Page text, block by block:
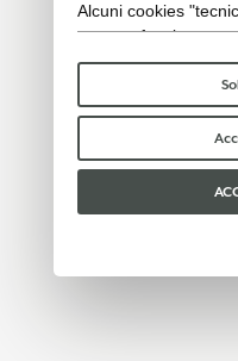
Alcuni cookies
corretto
condividono con
saperne di più puoi
policy.
Per favore, scegli